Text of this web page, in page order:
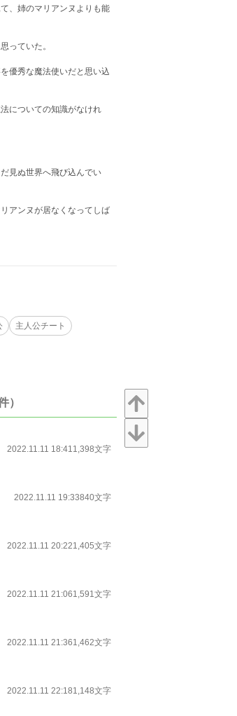
、姉のマリアンヌよりも能
っていた。
優秀な魔法使いだと思い込
についての知識がなけれ
見ぬ世界へ飛び込んでい
アンヌが居なくなってしば
主人公チート
）
2022.11.11 18:411,398文字
2022.11.11 19:33840文字
2022.11.11 20:221,405文字
2022.11.11 21:061,591文字
2022.11.11 21:361,462文字
2022.11.11 22:181,148文字